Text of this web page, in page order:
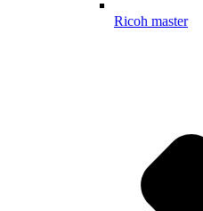
Ricoh master